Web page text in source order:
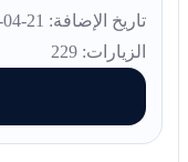
تاريخ الإضافة: 21-04-2026
الزيارات: 229